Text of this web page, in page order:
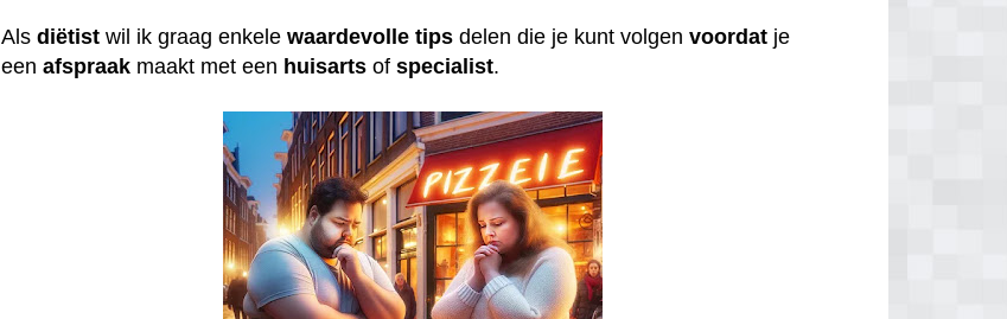
Alsdiëtist wil ik graag enkelewaardevolle tips delen die je kunt volgenvoordat je
eenafspraak maakt met een huisarts ofspecialist.